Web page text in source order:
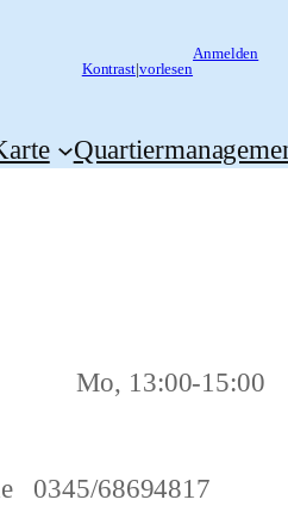
Kontrast| vorlesen
Anmelden
13:00-15:00
0345/68694817